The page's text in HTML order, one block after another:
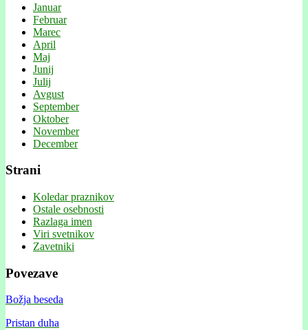
Januar
Februar
Marec
April
Maj
Junij
Julij
Avgust
September
Oktober
November
December
Strani
Koledar praznikov
Ostale osebnosti
Razlaga imen
Viri svetnikov
Zavetniki
Povezave
Božja beseda
Pristan duha